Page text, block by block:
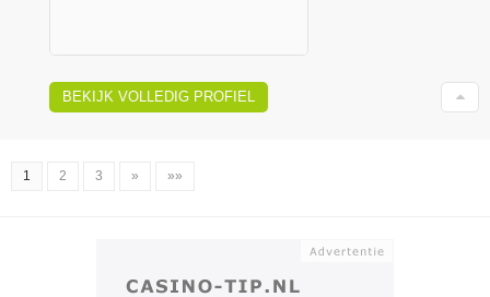
BEKIJK VOLLEDIG PROFIEL
1 2 3 » »»